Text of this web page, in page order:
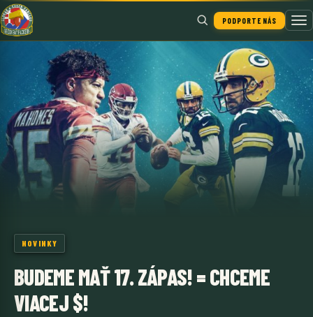
PODPORTE NÁS
Hľadať
NOVINKY
BUDEME MAŤ 17. ZÁPAS! = CHCEME
VIACEJ $!